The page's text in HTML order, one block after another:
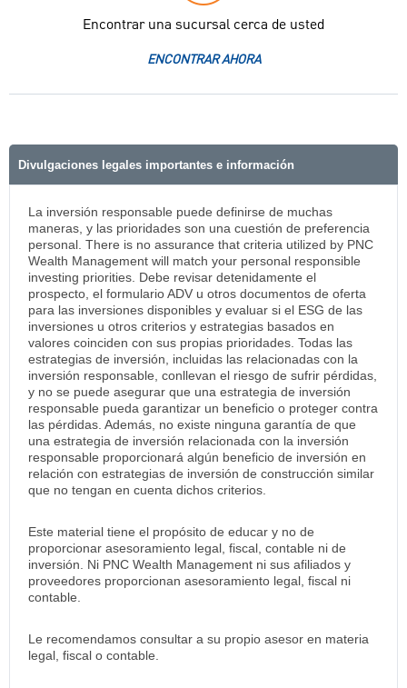
Encontrar una sucursal cerca de usted
ENCONTRAR AHORA
Divulgaciones legales importantes e información
La inversión responsable puede definirse de muchas
maneras, y las prioridades son una cuestión de preferencia
personal. There is no assurance that criteria utilized by PNC
Wealth Management will match your personal responsible
investing priorities. Debe revisar detenidamente el
prospecto, el formulario ADV u otros documentos de oferta
para las inversiones disponibles y evaluar si el ESG de las
inversiones u otros criterios y estrategias basados en
valores coinciden con sus propias prioridades. Todas las
estrategias de inversión, incluidas las relacionadas con la
inversión responsable, conllevan el riesgo de sufrir pérdidas,
y no se puede asegurar que una estrategia de inversión
responsable pueda garantizar un beneficio o proteger contra
las pérdidas. Además, no existe ninguna garantía de que
una estrategia de inversión relacionada con la inversión
responsable proporcionará algún beneficio de inversión en
relación con estrategias de inversión de construcción similar
que no tengan en cuenta dichos criterios.
Este material tiene el propósito de educar y no de
proporcionar asesoramiento legal, fiscal, contable ni de
inversión. Ni PNC Wealth Management ni sus afiliados y
proveedores proporcionan asesoramiento legal, fiscal ni
contable.
Le recomendamos consultar a su propio asesor en materia
legal, fiscal o contable.